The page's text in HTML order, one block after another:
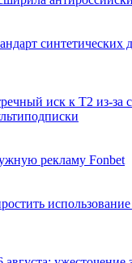
иск к Т2 из-за
рекламу Fonbet